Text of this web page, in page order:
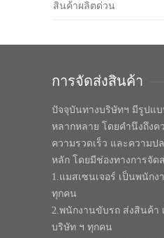
สินค้าผลิตด่วน
การจัดส่งสินค้า
ปัจจุบันทางบริษัทฯ มีรูปแ
หลากหลาย โดยคำนึงถึงค
ความรวดเร็ว และความป
หลัก โดยมีช่องทางการจัด
1.แมสเซนเจอร์ เป็นพนัก
ทุกคน
2.พนักงานขับรถ ส่งสินค้า
บริษัท ฯ ทุกคน